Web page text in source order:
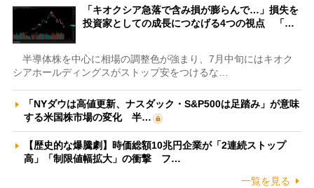
「キオクシア急落で含み損が膨らんで…」損失を
投資家としての成長につなげる4つの視点 「…
半導体株を中心に相場の調整色が強まり、7月中旬にはキオク
シアホールディングスがストップ安をつけるな…
「NYダウは高値更新、ナスダック・S&P500は足踏み」が意味
する米国株市場の変化 半…
【歴史的な爆騰劇】時価総額10兆円企業が「2連続ストップ
高」「制限値幅拡大」の衝撃 フ…
一覧を見る